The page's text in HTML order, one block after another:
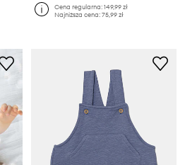
Cena regularna:149,99 zł
Najniższa cena:75,99 zł